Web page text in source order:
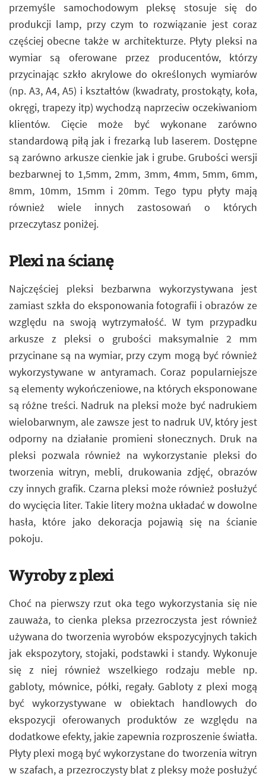
przemyśle samochodowym pleksę stosuje się do
produkcji lamp, przy czym to rozwiązanie jest coraz
częściej obecne także w architekturze. Płyty pleksi na
wymiar są oferowane przez producentów, którzy
przycinając szkło akrylowe do określonych wymiarów
(np. A3, A4, A5) i kształtów (kwadraty, prostokąty, koła,
okręgi, trapezy itp) wychodzą naprzeciw oczekiwaniom
klientów. Cięcie może być wykonane zarówno
standardową piłą jak i frezarką lub laserem. Dostępne
są zarówno arkusze cienkie jak i grube. Grubości wersji
bezbarwnej to 1,5mm, 2mm, 3mm, 4mm, 5mm, 6mm,
8mm, 10mm, 15mm i 20mm. Tego typu płyty mają
również wiele innych zastosowań o których
przeczytasz poniżej.
Plexi na ścianę
Najczęściej pleksi bezbarwna wykorzystywana jest
zamiast szkła do eksponowania fotografii i obrazów ze
względu na swoją wytrzymałość. W tym przypadku
arkusze z pleksi o grubości maksymalnie 2 mm
przycinane są na wymiar, przy czym mogą być również
wykorzystywane w antyramach. Coraz popularniejsze
są elementy wykończeniowe, na których eksponowane
są różne treści. Nadruk na pleksi może być nadrukiem
wielobarwnym, ale zawsze jest to nadruk UV, który jest
odporny na działanie promieni słonecznych. Druk na
pleksi pozwala również na wykorzystanie pleksi do
tworzenia witryn, mebli, drukowania zdjęć, obrazów
czy innych grafik. Czarna pleksi może również posłużyć
do wycięcia liter. Takie litery można układać w dowolne
hasła, które jako dekoracja pojawią się na ścianie
pokoju.
Wyroby z plexi
Choć na pierwszy rzut oka tego wykorzystania się nie
zauważa, to cienka pleksa przezroczysta jest również
używana do tworzenia wyrobów ekspozycyjnych takich
jak ekspozytory, stojaki, podstawki i standy. Wykonuje
się z niej również wszelkiego rodzaju meble np.
gabloty, mównice, półki, regały. Gabloty z plexi mogą
być wykorzystywane w obiektach handlowych do
ekspozycji oferowanych produktów ze względu na
dodatkowe efekty, jakie zapewnia rozproszenie światła.
Płyty plexi mogą być wykorzystane do tworzenia witryn
w szafach, a przezroczysty blat z pleksy może posłużyć